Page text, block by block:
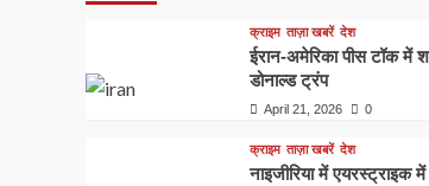
क्राइम ताज़ा खबरें देश
ईरान-अमेरिका पीस टॉक में
डोनाल्ड ट्रंप
April 21, 2026 0
क्राइम ताज़ा खबरें देश
नाइजीरिया में एयरस्ट्राइक